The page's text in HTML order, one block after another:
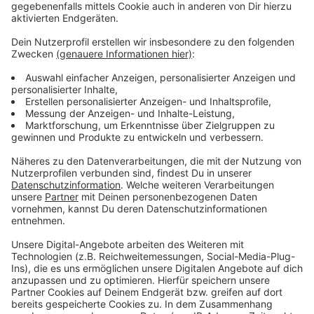
Podcast
Anzeige
Was macht der Künstler eigentlich, wenn er nicht auf
der Bühne oder vor der Kamera steht? Hier erfahren
wir es. Im Podcast "Wat ne Woche" erzählt Atze
Schröder die schönsten Geschichten, die lustigsten
Anekdoten, intime Geständnisse und haut natürlich
seine Lieblingspromis in die Pfanne, so wie wir ihn
kennen und lieben. Atze Schröder und sein ganz
persönlicher Wochenrückblick - so privat wie noch nie,
so lustig wie immer.
Anzeige
Anzeige